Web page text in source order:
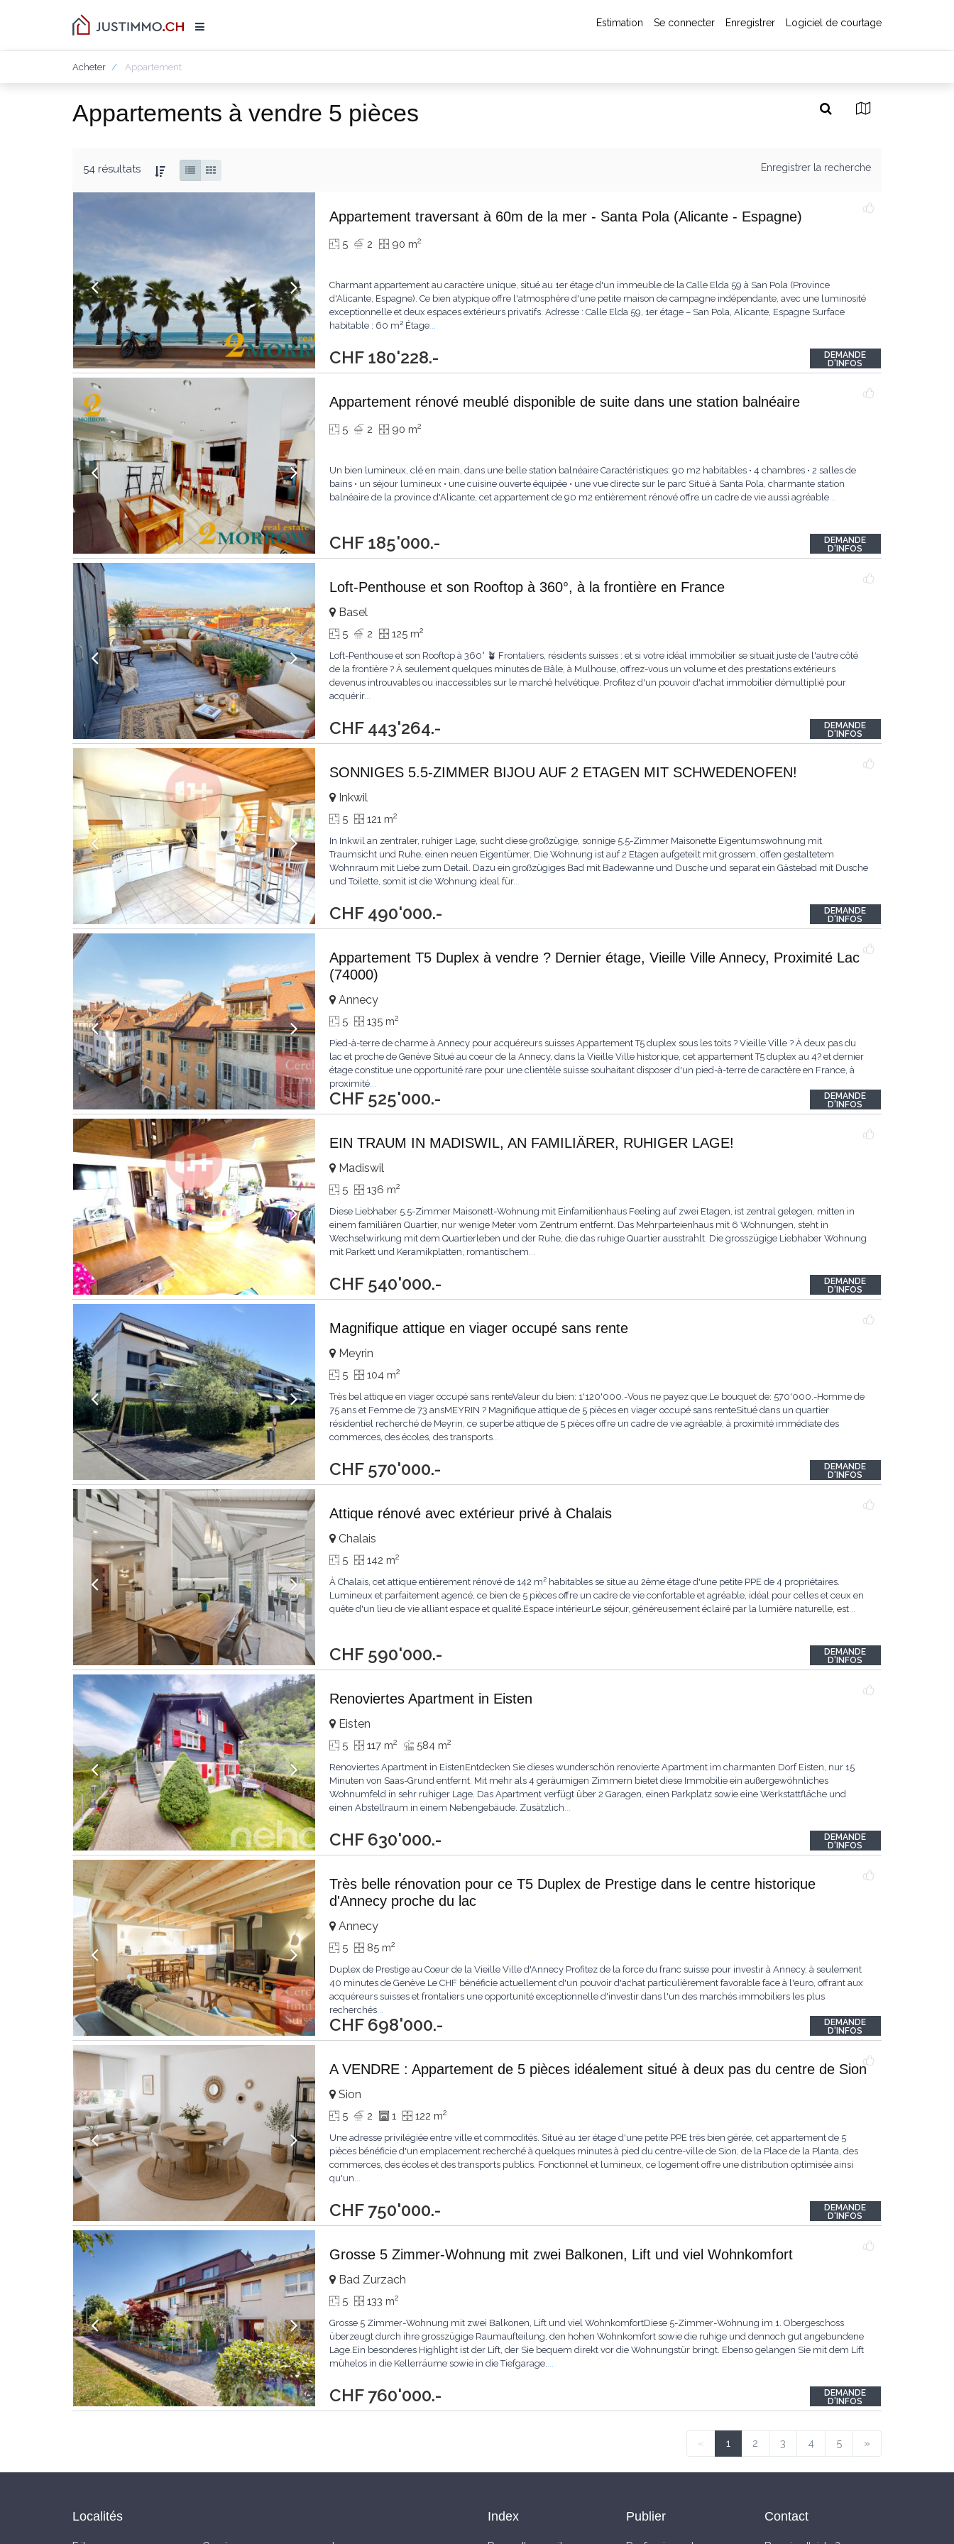
Estimation Se connecter Enregistrer Logiciel de courtage
Acheter Appartement
Appartements à vendre 5 pièces
54 résultats Enregistrer la recherche
Appartement traversant à 60m de la mer - Santa Pola (Alicante - Espagne)
CHF 180'228.-
5 2 90 m2
Charmant appartement au caractère unique, situé au 1er étage d'un immeuble de la Calle Elda 59 à San Pola (Province
d'Alicante, Espagne). Ce bien atypique offre l'atmosphère d'une petite maison de campagne indépendante, avec une luminosité
exceptionnelle et deux espaces extérieurs privatifs. Adresse : Calle Elda 59, 1er étage – San Pola, Alicante, Espagne Surface
habitable : 60 m² Étage...
DEMANDE
D'INFOS
Appartement rénové meublé disponible de suite dans une station balnéaire
CHF 185'000.-
5 2 90 m2
Un bien lumineux, clé en main, dans une belle station balnéaire Caractéristiques: 90 m2 habitables • 4 chambres • 2 salles de
bains • un séjour lumineux • une cuisine ouverte équipée • une vue directe sur le parc Situé à Santa Pola, charmante station
balnéaire de la province d'Alicante, cet appartement de 90 m2 entièrement rénové offre un cadre de vie aussi agréable...
DEMANDE
D'INFOS
Loft-Penthouse et son Rooftop à 360°, à la frontière en France
CHF 443'264.-
Basel
5 2 125 m2
Loft-Penthouse et son Rooftop à 360° 🪴 Frontaliers, résidents suisses : et si votre idéal immobilier se situait juste de l'autre côté
de la frontière ? À seulement quelques minutes de Bâle, à Mulhouse, offrez-vous un volume et des prestations extérieurs
devenus introuvables ou inaccessibles sur le marché helvétique. Profitez d'un pouvoir d'achat immobilier démultiplié pour
acquérir...
DEMANDE
D'INFOS
SONNIGES 5.5-ZIMMER BIJOU AUF 2 ETAGEN MIT SCHWEDENOFEN!
CHF 490'000.-
Inkwil
5 121 m2
In Inkwil an zentraler, ruhiger Lage, sucht diese großzügige, sonnige 5.5-Zimmer Maisonette Eigentumswohnung mit
Traumsicht und Ruhe, einen neuen Eigentümer. Die Wohnung ist auf 2 Etagen aufgeteilt mit grossem, offen gestaltetem
Wohnraum mit Liebe zum Detail. Dazu ein großzügiges Bad mit Badewanne und Dusche und separat ein Gästebad mit Dusche
und Toilette, somit ist die Wohnung ideal für...
DEMANDE
D'INFOS
Appartement T5 Duplex à vendre ? Dernier étage, Vieille Ville Annecy, Proximité Lac
(74000)
CHF 525'000.-
Annecy
5 135 m2
Pied-à-terre de charme à Annecy pour acquéreurs suisses Appartement T5 duplex sous les toits ? Vieille Ville ? À deux pas du
lac et proche de Genève Situé au coeur de la Annecy, dans la Vieille Ville historique, cet appartement T5 duplex au 4? et dernier
étage constitue une opportunité rare pour une clientèle suisse souhaitant disposer d'un pied-à-terre de caractère en France, à
proximité...
DEMANDE
D'INFOS
EIN TRAUM IN MADISWIL, AN FAMILIÄRER, RUHIGER LAGE!
CHF 540'000.-
Madiswil
5 136 m2
Diese Liebhaber 5.5-Zimmer Maisonett-Wohnung mit Einfamilienhaus Feeling auf zwei Etagen, ist zentral gelegen, mitten in
einem familiären Quartier, nur wenige Meter vom Zentrum entfernt. Das Mehrparteienhaus mit 6 Wohnungen, steht in
Wechselwirkung mit dem Quartierleben und der Ruhe, die das ruhige Quartier ausstrahlt. Die grosszügige Liebhaber Wohnung
mit Parkett und Keramikplatten, romantischem...
DEMANDE
D'INFOS
Magnifique attique en viager occupé sans rente
CHF 570'000.-
Meyrin
5 104 m2
Très bel attique en viager occupé sans renteValeur du bien: 1'120'000.-Vous ne payez que:Le bouquet de: 570'000.-Homme de
75 ans et Femme de 73 ansMEYRIN ? Magnifique attique de 5 pièces en viager occupé sans renteSitué dans un quartier
résidentiel recherché de Meyrin, ce superbe attique de 5 pièces offre un cadre de vie agréable, à proximité immédiate des
commerces, des écoles, des transports...
DEMANDE
D'INFOS
Attique rénové avec extérieur privé à Chalais
CHF 590'000.-
Chalais
5 142 m2
À Chalais, cet attique entièrement rénové de 142 m² habitables se situe au 2ème étage d'une petite PPE de 4 propriétaires.
Lumineux et parfaitement agencé, ce bien de 5 pièces offre un cadre de vie confortable et agréable, idéal pour celles et ceux en
quête d'un lieu de vie alliant espace et qualité.Espace intérieurLe séjour, généreusement éclairé par la lumière naturelle, est...
DEMANDE
D'INFOS
Renoviertes Apartment in Eisten
CHF 630'000.-
Eisten
5 117 m2 584 m2
Renoviertes Apartment in EistenEntdecken Sie dieses wunderschön renovierte Apartment im charmanten Dorf Eisten, nur 15
Minuten von Saas-Grund entfernt. Mit mehr als 4 geräumigen Zimmern bietet diese Immobilie ein außergewöhnliches
Wohnumfeld in sehr ruhiger Lage. Das Apartment verfügt über 2 Garagen, einen Parkplatz sowie eine Werkstattfläche und
einen Abstellraum in einem Nebengebäude. Zusätzlich...
DEMANDE
D'INFOS
Très belle rénovation pour ce T5 Duplex de Prestige dans le centre historique
d'Annecy proche du lac
CHF 698'000.-
Annecy
5 85 m2
Duplex de Prestige au Coeur de la Vieille Ville d'Annecy Profitez de la force du franc suisse pour investir à Annecy, à seulement
40 minutes de Genève Le CHF bénéficie actuellement d'un pouvoir d'achat particulièrement favorable face à l'euro, offrant aux
acquéreurs suisses et frontaliers une opportunité exceptionnelle d'investir dans l'un des marchés immobiliers les plus
recherchés...
DEMANDE
D'INFOS
A VENDRE : Appartement de 5 pièces idéalement situé à deux pas du centre de Sion
CHF 750'000.-
Sion
5 2 1 122 m2
Une adresse privilégiée entre ville et commodités. Situé au 1er étage d'une petite PPE très bien gérée, cet appartement de 5
pièces bénéficie d'un emplacement recherché à quelques minutes à pied du centre-ville de Sion, de la Place de la Planta, des
commerces, des écoles et des transports publics. Fonctionnel et lumineux, ce logement offre une distribution optimisée ainsi
qu'un...
DEMANDE
D'INFOS
Grosse 5 Zimmer-Wohnung mit zwei Balkonen, Lift und viel Wohnkomfort
CHF 760'000.-
Bad Zurzach
5 133 m2
Grosse 5 Zimmer-Wohnung mit zwei Balkonen, Lift und viel WohnkomfortDiese 5-Zimmer-Wohnung im 1. Obergeschoss
überzeugt durch ihre grosszügige Raumaufteilung, den hohen Wohnkomfort sowie die ruhige und dennoch gut angebundene
Lage.Ein besonderes Highlight ist der Lift, der Sie bequem direkt vor die Wohnungstür bringt. Ebenso gelangen Sie mit dem Lift
mühelos in die Kellerräume sowie in die Tiefgarage....
DEMANDE
D'INFOS
« 1 2 3 4 5 »
Localités Index Publier Contact